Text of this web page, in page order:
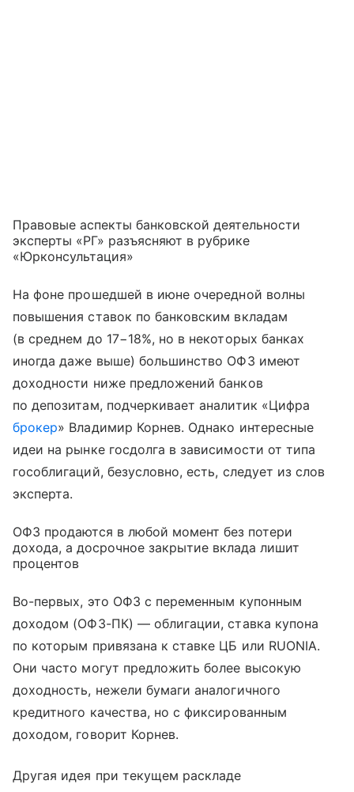
Правовые аспекты банковской деятельности
эксперты «РГ» разъясняют в рубрике
«Юрконсультация»
На фоне прошедшей в июне очередной волны
повышения ставок по банковским вкладам
(в среднем до 17−18%, но в некоторых банках
иногда даже выше) большинство ОФЗ имеют
доходности ниже предложений банков
по депозитам, подчеркивает аналитик «Цифра
брокер» Владимир Корнев. Однако интересные
идеи на рынке госдолга в зависимости от типа
гособлигаций, безусловно, есть, следует из слов
эксперта.
ОФЗ продаются в любой момент без потери
дохода, а досрочное закрытие вклада лишит
процентов
Во-первых, это ОФЗ с переменным купонным
доходом (ОФЗ-ПК) — облигации, ставка купона
по которым привязана к ставке ЦБ или RUONIA.
Они часто могут предложить более высокую
доходность, нежели бумаги аналогичного
кредитного качества, но с фиксированным
доходом, говорит Корнев.
Другая идея при текущем раскладе